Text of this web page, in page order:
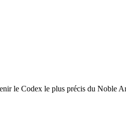
le Codex le plus précis du Noble